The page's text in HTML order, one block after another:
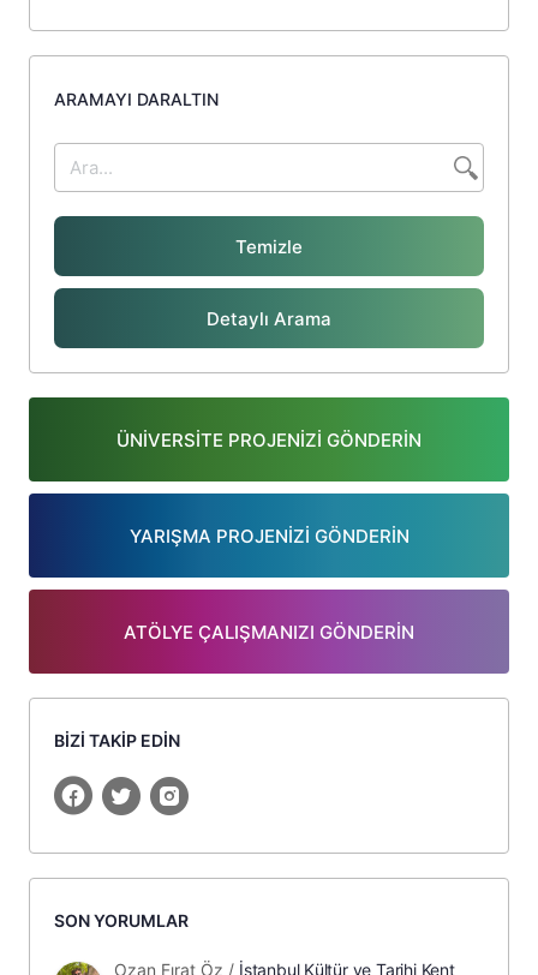
ARAMAYI DARALTIN
Temizle
Detaylı Arama
ÜNİVERSİTE PROJENİZİ GÖNDERİN
YARIŞMA PROJENİZİ GÖNDERİN
ATÖLYE ÇALIŞMANIZI GÖNDERİN
BİZİ TAKİP EDİN
SON YORUMLAR
Ozan Fırat Öz / İstanbul Kültür ve Tarihi Kent